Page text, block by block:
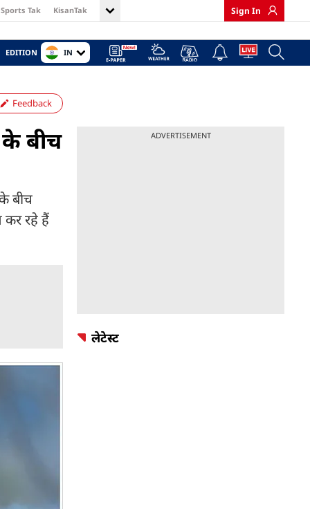
Sports Tak KisanTak Sign In
EDITION IN
Feedback
बीच
बीच
कर रहे हैं
ADVERTISEMENT
लेटेस्ट